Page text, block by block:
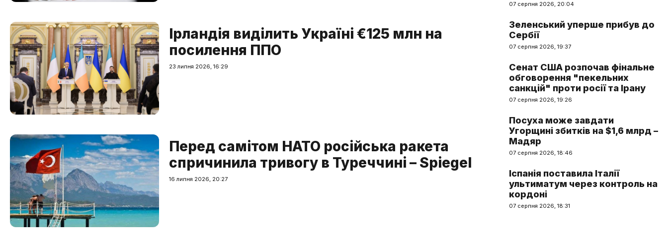
Ірландія виділить Україні €125 млн на
посилення ППО
23 липня 2026, 16:29
Перед самітом НАТО російська ракета
спричинила тривогу в Туреччині – Spiegel
16 липня 2026, 20:27
07 серпня 2026, 20:04
Зеленський уперше прибув до
Сербії
07 серпня 2026, 19:37
Сенат США розпочав фінальне
обговорення "пекельних
санкцій" проти росії та Ірану
07 серпня 2026, 19:26
Посуха може завдати
Угорщині збитків на $1,6 млрд –
Мадяр
07 серпня 2026, 18:46
Іспанія поставила Італії
ультиматум через контроль на
кордоні
07 серпня 2026, 18:31